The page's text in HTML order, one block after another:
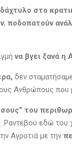
στο
, ποδοπατούν
να βγει ξανά η
δεν
Ανθρώπους που
του
Ραντεβού εδώ του
Αγροτιά με την